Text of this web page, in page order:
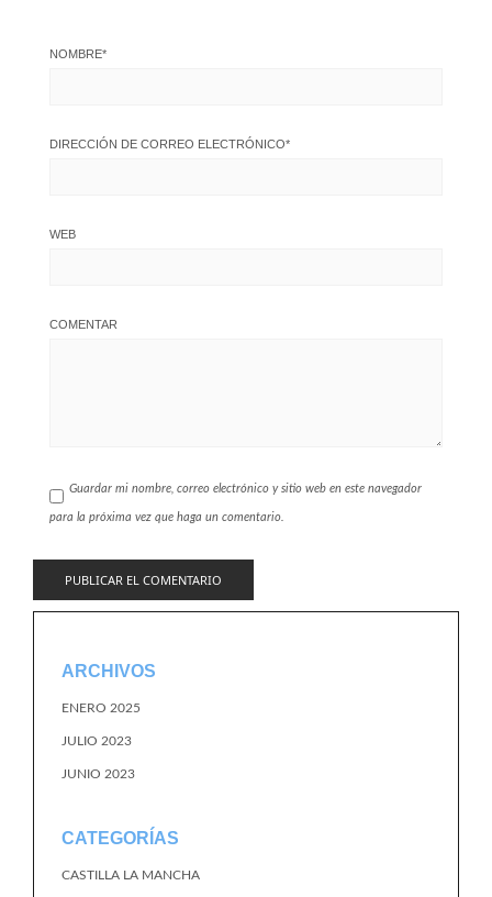
NOMBRE*
DIRECCIÓN DE CORREO ELECTRÓNICO*
WEB
COMENTAR
Guardar mi nombre, correo electrónico y sitio web en este navegador
para la próxima vez que haga un comentario.
ARCHIVOS
ENERO 2025
JULIO 2023
JUNIO 2023
CATEGORÍAS
CASTILLA LA MANCHA